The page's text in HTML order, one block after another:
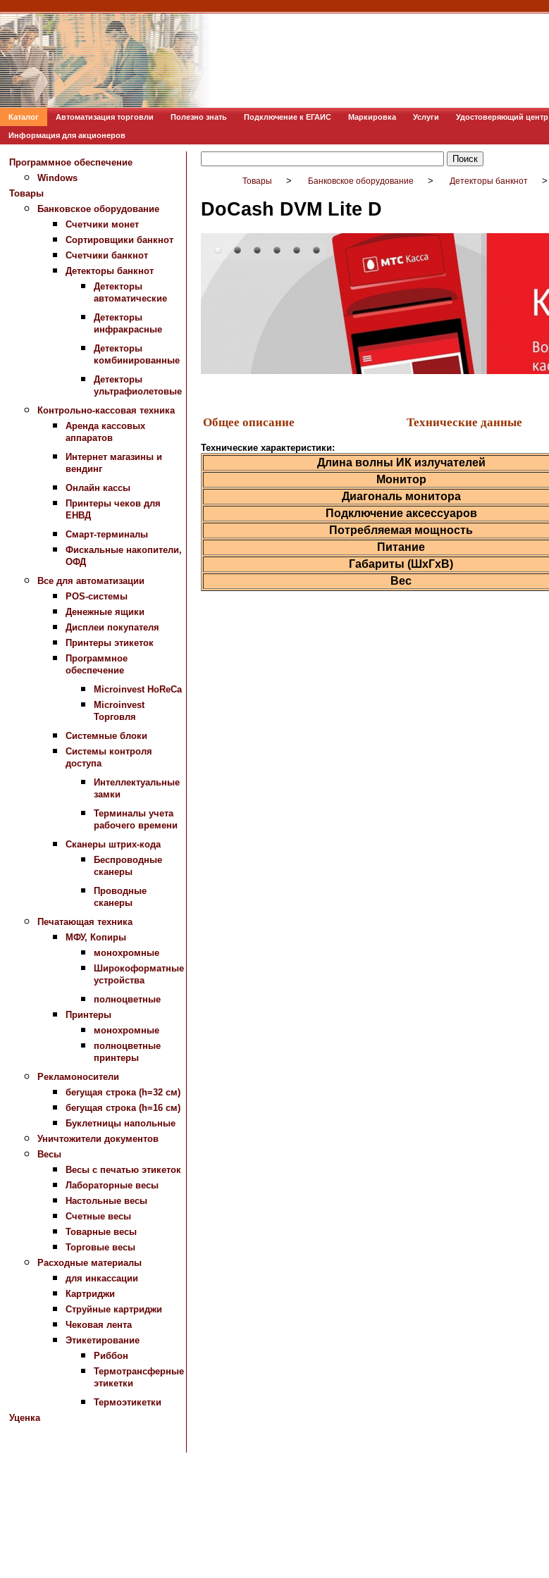
Каталог Автоматизация торговли Полезно знать Подключение к ЕГАИС Маркировка Услуги Удостоверяющий центр
Информация для акционеров
Программное обеспечение
Windows
Товары
Банковское оборудование
Счетчики монет
Сортировщики банкнот
Счетчики банкнот
Детекторы банкнот
Детекторы
автоматические
Детекторы
инфракрасные
Детекторы
комбинированные
Детекторы
ультрафиолетовые
Контрольно-кассовая техника
Аренда кассовых
аппаратов
Интернет магазины и
вендинг
Онлайн кассы
Принтеры чеков для
ЕНВД
Смарт-терминалы
Фискальные накопители,
ОФД
Все для автоматизации
POS-системы
Денежные ящики
Дисплеи покупателя
Принтеры этикеток
Программное
обеспечение
Microinvest HoReCa
Microinvest
Торговля
Системные блоки
Системы контроля
доступа
Интеллектуальные
замки
Терминалы учета
рабочего времени
Сканеры штрих-кода
Беспроводные
сканеры
Проводные
сканеры
Печатающая техника
МФУ, Копиры
монохромные
Широкоформатные
устройства
полноцветные
Принтеры
монохромные
полноцветные
принтеры
Рекламоносители
бегущая строка (h=32 см)
бегущая строка (h=16 см)
Буклетницы напольные
Уничтожители документов
Весы
Весы с печатью этикеток
Лабораторные весы
Настольные весы
Счетные весы
Товарные весы
Торговые весы
Расходные материалы
для инкассации
Картриджи
Струйные картриджи
Чековая лента
Этикетирование
Риббон
Термотрансферные
этикетки
Термоэтикетки
Уценка
Товары > Банковское оборудование > Детекторы банкнот >
DoCash DVM Lite D
Общее описание Технические данные
Технические характеристики:
Длина волны ИК излучателей
Монитор
Диагональ монитора
Подключение аксессуаров
Потребляемая мощность
Питание
Габариты (ШхГхВ)
Вес